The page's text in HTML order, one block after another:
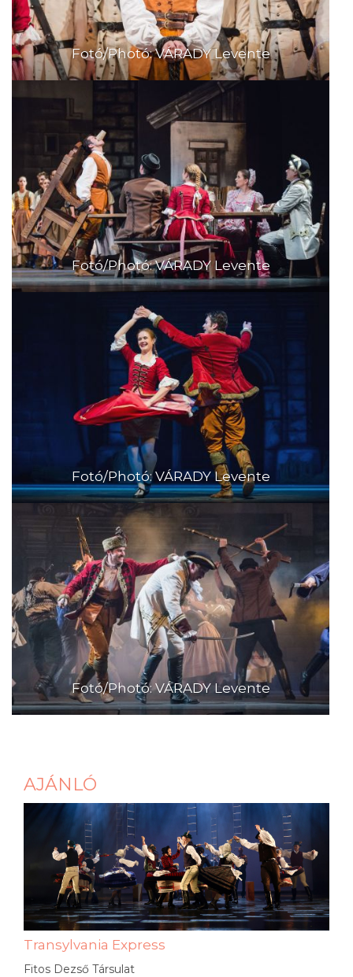
Fotó/Photó: VÁRADY Levente
Fotó/Photó: VÁRADY Levente
Fotó/Photó: VÁRADY Levente
Fotó/Photó: VÁRADY Levente
AJÁNLÓ
Transylvania Express
Fitos Dezső Társulat